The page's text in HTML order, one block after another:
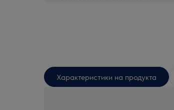
Характеристики на продукта